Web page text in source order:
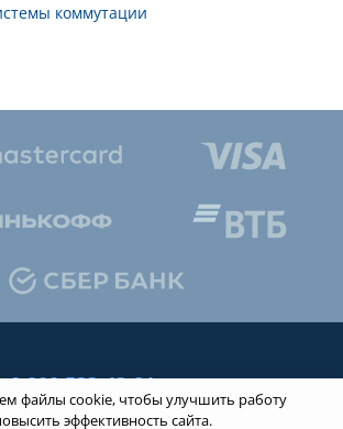
коммутации
8 800 533-43-21
звонок по России бесплатный
файлы cookie, чтобы улучшить работу
эффективность сайта.